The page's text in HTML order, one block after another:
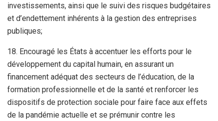
investissements, ainsi que le suivi des risques budgétaires
et d’endettement inhérents à la gestion des entreprises
publiques;
18. Encouragé les États à accentuer les efforts pour le
développement du capital humain, en assurant un
financement adéquat des secteurs de l’éducation, de la
formation professionnelle et de la santé et renforcer les
dispositifs de protection sociale pour faire face aux effets
de la pandémie actuelle et se prémunir contre les